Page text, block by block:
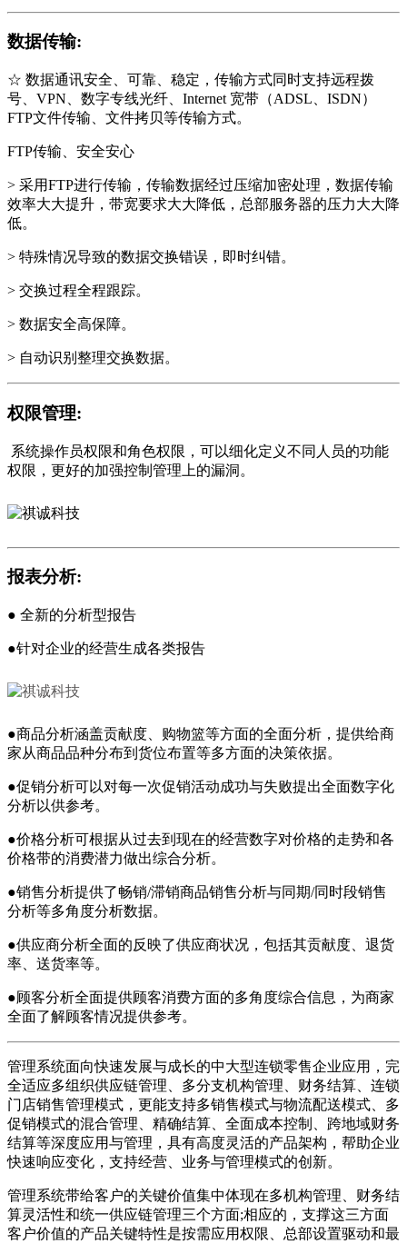
数据传输:
☆ 数据通讯安全、可靠、稳定，传输方式同时支持远程拨
号、VPN、数字专线光纤、Internet 宽带（ADSL、ISDN）
FTP文件传输、文件拷贝等传输方式。
FTP传输、安全安心
> 采用FTP进行传输，传输数据经过压缩加密处理，数据传输
效率大大提升，带宽要求大大降低，总部服务器的压力大大降
低。
> 特殊情况导致的数据交换错误，即时纠错。
> 交换过程全程跟踪。
> 数据安全高保障。
> 自动识别整理交换数据。
权限管理:
系统操作员权限和角色权限，可以细化定义不同人员的功能
权限，更好的加强控制管理上的漏洞。
报表分析:
● 全新的分析型报告
●针对企业的经营生成各类报告
●商品分析涵盖贡献度、购物篮等方面的全面分析，提供给商
家从商品品种分布到货位布置等多方面的决策依据。
●促销分析可以对每一次促销活动成功与失败提出全面数字化
分析以供参考。
●价格分析可根据从过去到现在的经营数字对价格的走势和各
价格带的消费潜力做出综合分析。
●销售分析提供了畅销/滞销商品销售分析与同期/同时段销售
分析等多角度分析数据。
●供应商分析全面的反映了供应商状况，包括其贡献度、退货
率、送货率等。
●顾客分析全面提供顾客消费方面的多角度综合信息，为商家
全面了解顾客情况提供参考。
管理系统面向快速发展与成长的中大型连锁零售企业应用，完
全适应多组织供应链管理、多分支机构管理、财务结算、连锁
门店销售管理模式，更能支持多销售模式与物流配送模式、多
促销模式的混合管理、精确结算、全面成本控制、跨地域财务
结算等深度应用与管理，具有高度灵活的产品架构，帮助企业
快速响应变化，支持经营、业务与管理模式的创新。
管理系统带给客户的关键价值集中体现在多机构管理、财务结
算灵活性和统一供应链管理三个方面;相应的，支撑这三方面
客户价值的产品关键特性是按需应用权限、总部设置驱动和最